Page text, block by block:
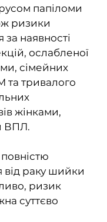
папіломи
ризики
наявності
ослабленої
сімейних
та тривалого
жінками,
ВПЛ.
від раку шийки
ризик
суттєво